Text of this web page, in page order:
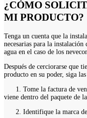
¿CÓMO
MI PRODUCTO?
Tenga un cuenta que la
necesarias para la
agua en el caso de los
Después de cerciorarse que
producto en su poder, siga
1. Tome la factura de
viene dentro del paquete de
2. Identifique la marca de